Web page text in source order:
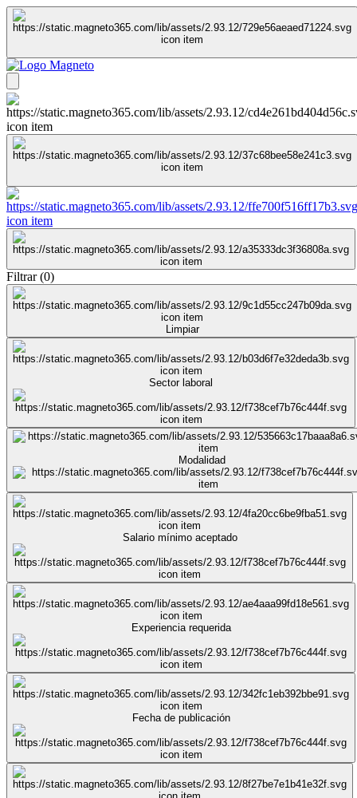
Filtrar(0)
Limpiar
Sector laboral
Modalidad
Salario mínimo aceptado
Experiencia requerida
Fecha de publicación